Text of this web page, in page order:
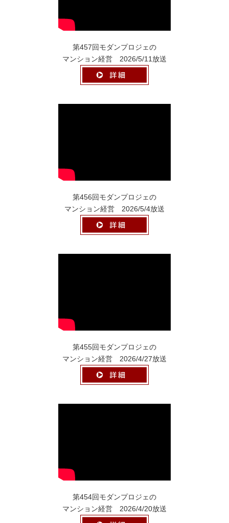
第457回モダンプロジェの
マンション経営 2026/5/11放送
第456回モダンプロジェの
マンション経営 2026/5/4放送
第455回モダンプロジェの
マンション経営 2026/4/27放送
第454回モダンプロジェの
マンション経営 2026/4/20放送